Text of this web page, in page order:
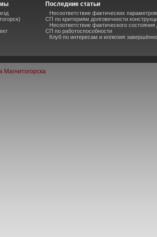
Последние статьи
Несоответствие фактических
СП по критериям долговечности
Несоответствие фактического
СП по работоспособности
Клуб по интересам и иллюзия
Магнитогорска